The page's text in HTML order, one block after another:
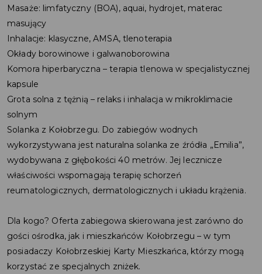
Masaże: limfatyczny (BOA), aquai, hydrojet, materac
masujący
Inhalacje: klasyczne, AMSA, tlenoterapia
Okłady borowinowe i galwanoborowina
Komora hiperbaryczna – terapia tlenowa w specjalistycznej
kapsule
Grota solna z tężnią – relaks i inhalacja w mikroklimacie
solnym
Solanka z Kołobrzegu. Do zabiegów wodnych
wykorzystywana jest naturalna solanka ze źródła „Emilia”,
wydobywana z głębokości 40 metrów. Jej lecznicze
właściwości wspomagają terapię schorzeń
reumatologicznych, dermatologicznych i układu krążenia.
Dla kogo? Oferta zabiegowa skierowana jest zarówno do
gości ośrodka, jak i mieszkańców Kołobrzegu – w tym
posiadaczy Kołobrzeskiej Karty Mieszkańca, którzy mogą
korzystać ze specjalnych zniżek.